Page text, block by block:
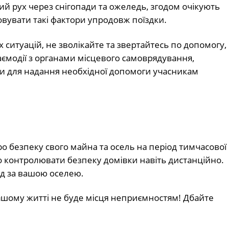
рух через снігопади та ожеледь, згодом очікують
такі фактори упродовж поїздки.
не зволікайте та звертайтесь по допомогу,
з органами місцевого самоврядування,
надання необхідної допомоги учасникам
безпеку свого майна та осель на період тимчасової
контролювати безпеку домівки навіть дистанційно.
за вашою оселею.
житті не буде місця неприємностям! Дбайте